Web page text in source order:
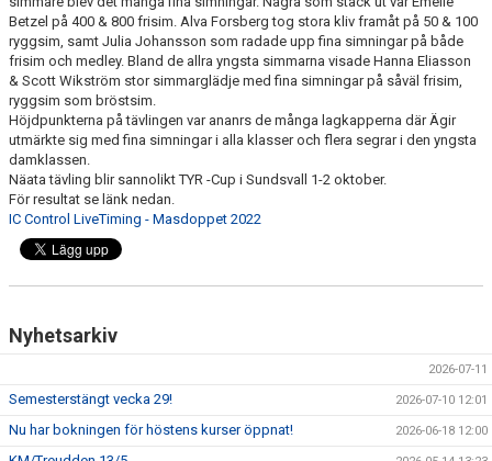
AVGIFTER
FRITIDSKORTET
OM KLUBBEN
KLUBBSHOP
DOKUMENT
Betzel på 400 & 800 frisim. Alva Forsberg tog stora kliv framåt på 50 & 100
ryggsim, samt Julia Johansson som radade upp fina simningar på både
frisim och medley. Bland de allra yngsta simmarna visade Hanna Eliasson
& Scott Wikström stor simmarglädje med fina simningar på såväl frisim,
ryggsim som bröstsim.
Höjdpunkterna på tävlingen var ananrs de många lagkapperna där Ägir
utmärkte sig med fina simningar i alla klasser och flera segrar i den yngsta
damklassen.
Näata tävling blir sannolikt TYR -Cup i Sundsvall 1-2 oktober.
För resultat se länk nedan.
IC Control LiveTiming - Masdoppet 2022
Nyhetsarkiv
2026-07-11
Semesterstängt vecka 29! 2026-07-10 12:01
Nu har bokningen för höstens kurser öppnat! 2026-06-18 12:00